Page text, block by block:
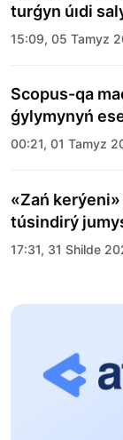
turǵyn úıdi
15:09, 05 Tamyz
Scopus-qa
ǵylymynyń
00:21, 01 Tamyz
«Zań
túsindirý
17:31, 31 Shilde
Halyqaralyq
13:13, 30 Shilde